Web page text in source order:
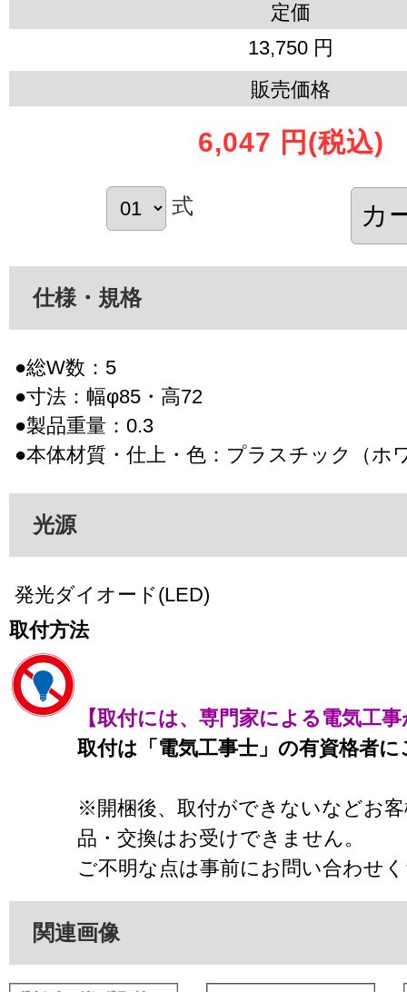
定価
13,750 円
販売価格
6,047 円 (税込)
式
仕様・規格
●総W数：5
●寸法：幅φ85・高72
●製品重量：0.3
●本体材質・仕上・色：プラスチック（ホ
光源
発光ダイオード(LED)
取付方法
【取付には、専門家による電気工
取付は「電気工事士」の有資格者
※開梱後、取付ができないなどお
品・交換はお受けできません。
ご不明な点は事前にお問い合わせ
関連画像